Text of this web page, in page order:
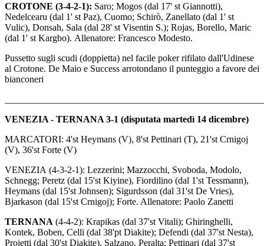
CROTONE (3-4-2-1): Saro; Mogos (dal 17' st Giannotti),
Nedelcearu (dal 1' st Paz), Cuomo; Schirò, Zanellato (dal 1' st
Vulic), Donsah, Sala (dal 28' st Visentin S.); Rojas, Borello, Maric
(dal 1' st Kargbo). Allenatore: Francesco Modesto.
Pussetto sugli scudi (doppietta) nel facile poker rifilato dall'Udinese
al Crotone. De Maio e Success arrotondano il punteggio a favore dei
bianconeri
VENEZIA - TERNANA 3-1 (disputata martedì 14 dicembre)
MARCATORI: 4'st Heymans (V), 8'st Pettinari (T), 21'st Crnigoj
(V), 36'st Forte (V)
VENEZIA (4-3-2-1): Lezzerini; Mazzocchi, Svoboda, Modolo,
Schnegg; Peretz (dal 15'st Kiyine), Fiordilino (dal 1'st Tessmann),
Heymans (dal 15'st Johnsen); Sigurdsson (dal 31'st De Vries),
Bjarkason (dal 15'st Crnigoj); Forte. Allenatore: Paolo Zanetti
TERNANA (4-4-2): Krapikas (dal 37'st Vitali); Ghiringhelli,
Kontek, Boben, Celli (dal 38'pt Diakite); Defendi (dal 37'st Nesta),
Proietti (dal 30'st Diakite), Salzano, Peralta; Pettinari (dal 37'st